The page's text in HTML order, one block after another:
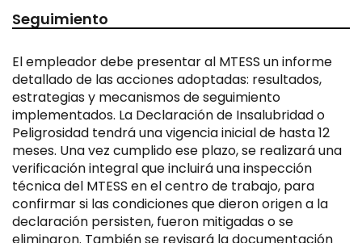
Seguimiento
El empleador debe presentar al MTESS un informe
detallado de las acciones adoptadas: resultados,
estrategias y mecanismos de seguimiento
implementados. La Declaración de Insalubridad o
Peligrosidad tendrá una vigencia inicial de hasta 12
meses. Una vez cumplido ese plazo, se realizará una
verificación integral que incluirá una inspección
técnica del MTESS en el centro de trabajo, para
confirmar si las condiciones que dieron origen a la
declaración persisten, fueron mitigadas o se